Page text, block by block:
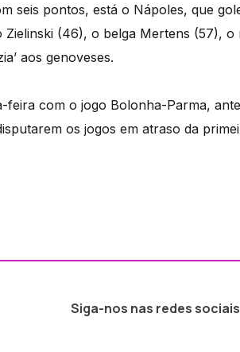
seis pontos, está o Nápoles, que
(46), o belga Mertens (57), o
aos genoveses.
feira com o jogo Bolonha-Parma,
os jogos em atraso da
Siga-nos nas redes sociais